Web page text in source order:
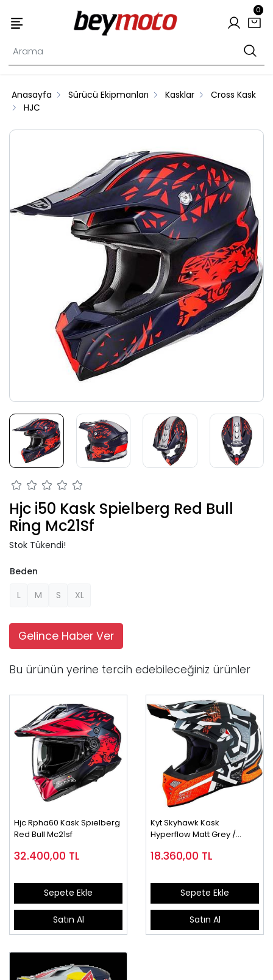
0
Anasayfa Sürücü Ekipmanları Kasklar
Cross Kask
HJC
Hjc i50 Kask Spielberg Red Bull
Ring Mc21Sf
Stok Tükendi!
Beden
L
M S XL
Gelince Haber Ver
Bu ürünün yerine tercih edebileceğiniz ürünler
Hjc Rpha60 Kask Spıelberg
Red Bull Mc21sf
32.400,00 TL
Sepete Ekle
Satın Al
Kyt Skyhawk Kask
Hyperflow Matt Grey /
18.360,00 TL
Sepete Ekle
Satın Al